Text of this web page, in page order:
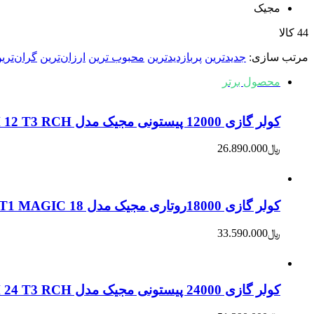
مجیک
44 کالا
مرتب‌ سازی: جدیدترین پربازدیدترین محبوب ترین ارزان‌ترین
محصول برتر
کولر گازی 12000 پیستونی مجیک مدل MACH 12 T3 RCH ونوس / نوع موتور RECHI
﷼26.890.000
کولر گازی 18000روتاری مجیک مدل 18 RT1 MAGIC اورانوس / نوع موتور GMCC
﷼33.590.000
کولر گازی 24000 پیستونی مجیک مدل MACH 24 T3 RCH ونوس / نوع موتور HITACHI